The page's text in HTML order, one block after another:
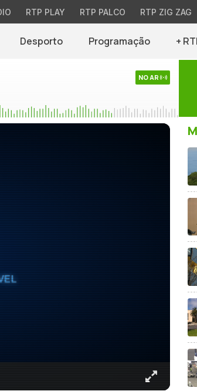
RTP PLAY RTP PALCO RTP ZIG ZAG
Desporto Programação +
NO AR